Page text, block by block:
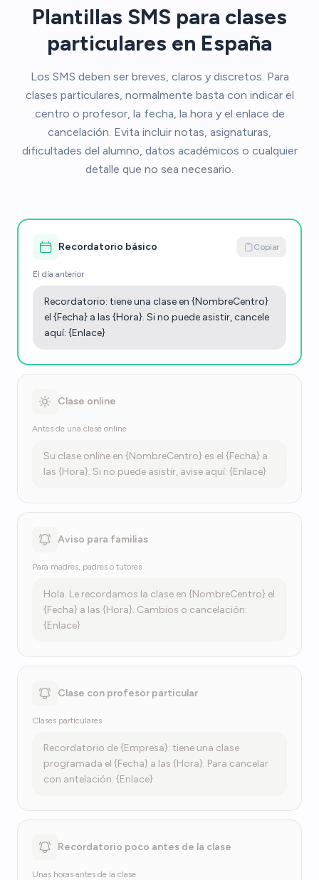
Plantillas SMS para clases
particulares en España
Los SMS deben ser breves, claros y discretos. Para
clases particulares, normalmente basta con indicar el
centro o profesor, la fecha, la hora y el enlace de
cancelación. Evita incluir notas, asignaturas,
dificultades del alumno, datos académicos o cualquier
detalle que no sea necesario.
Recordatorio básico Copiar
El día anterior
Recordatorio: tiene una clase en {NombreCentro}
el {Fecha} a las {Hora}. Si no puede asistir, cancele
aquí: {Enlace}
Clase online
Antes de una clase online
Su clase online en {NombreCentro} es el {Fecha} a
las {Hora}. Si no puede asistir, avise aquí: {Enlace}
Aviso para familias
Para madres, padres o tutores
Hola. Le recordamos la clase en {NombreCentro} el
{Fecha} a las {Hora}. Cambios o cancelación:
{Enlace}
Clase con profesor particular
Clases particulares
Recordatorio de {Empresa}: tiene una clase
programada el {Fecha} a las {Hora}. Para cancelar
con antelación: {Enlace}
Recordatorio poco antes de la clase
Unas horas antes de la clase